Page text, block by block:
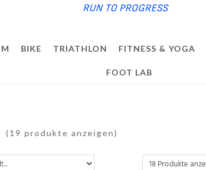
BIKE TRIATHLON FITNESS & YOGA
FOOT LAB
(19 produkte anzeigen)